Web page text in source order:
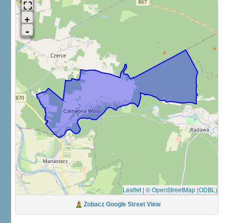
Leaflet | © OpenStreetMap (ODBL)
Zobacz Google Street View